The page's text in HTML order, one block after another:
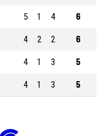
5 1 4 6
4 2 2 6
4 1 3 5
4 1 3 5